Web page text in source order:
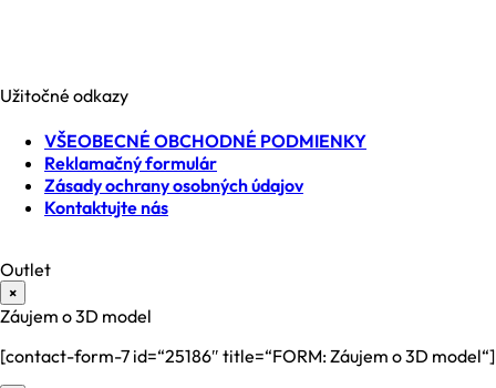
Užitočné odkazy
VŠEOBECNÉ OBCHODNÉ PODMIENKY
Reklamačný formulár
Zásady ochrany osobných údajov
Kontaktujte nás
Outlet
×
Záujem o 3D model
[contact-form-7 id=“25186″ title=“FORM: Záujem o 3D model“]